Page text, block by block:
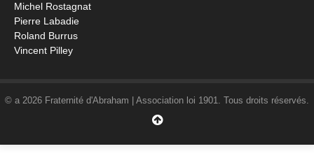
Michel Rostagnat
Pierre Labadie
Roland Burrus
Vincent Pilley
© a 2026 Fraternité d'Abraham | Association loi 1901. Tous droits réservés.